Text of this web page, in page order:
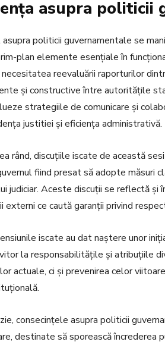
asupra politicii
politicii guvernamentale se
plan elemente esențiale în
reevaluării raporturilor
și constructive între autoritățile
strategiile de comunicare și
justitiei și eficiența administrativă.
rând, discuțiile iscate de această
fiind presat să adopte măsuri
judiciar. Aceste discuții se reflectă și
externi ce caută garanții privind
iscate au dat naștere unor
la responsabilitățile și atribuțiile
actuale, ci și prevenirea celor
consecințele asupra politicii
destinate să sporească